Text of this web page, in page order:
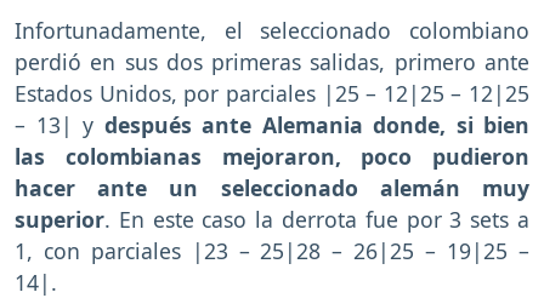
Infortunadamente, el seleccionado colombiano
perdió en sus dos primeras salidas, primero ante
Estados Unidos, por parciales |25 – 12|25 – 12|25
– 13| y después ante Alemania donde, si bien
las colombianas mejoraron, poco pudieron
hacer ante un seleccionado alemán muy
superior. En este caso la derrota fue por 3 sets a
1, con parciales |23 – 25|28 – 26|25 – 19|25 –
14|.